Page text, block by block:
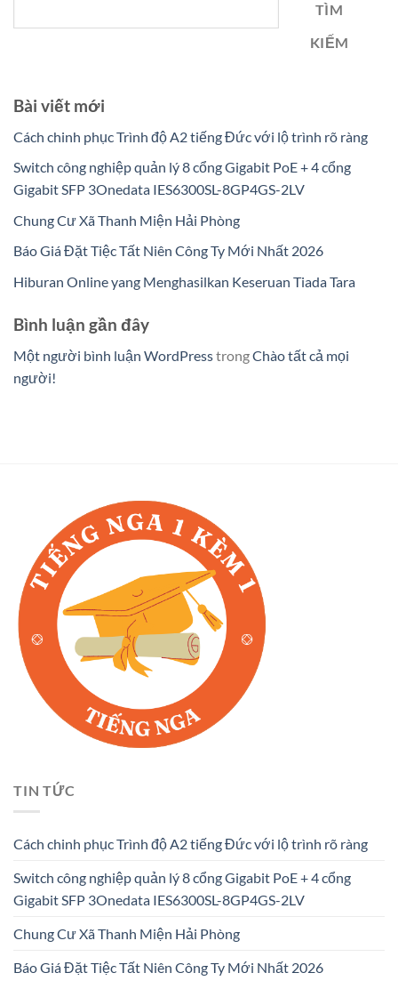
TÌM
KIẾM
Bài viết mới
Cách chinh phục Trình độ A2 tiếng Đức với lộ trình rõ ràng
Switch công nghiệp quản lý 8 cổng Gigabit PoE + 4 cổng
Gigabit SFP 3Onedata IES6300SL-8GP4GS-2LV
Chung Cư Xã Thanh Miện Hải Phòng
Báo Giá Đặt Tiệc Tất Niên Công Ty Mới Nhất 2026
Hiburan Online yang Menghasilkan Keseruan Tiada Tara
Bình luận gần đây
Một người bình luận WordPresstrongChào tất cả mọi
người!
TIN TỨC
Cách chinh phục Trình độ A2 tiếng Đức với lộ trình rõ ràng
Switch công nghiệp quản lý 8 cổng Gigabit PoE + 4 cổng
Gigabit SFP 3Onedata IES6300SL-8GP4GS-2LV
Chung Cư Xã Thanh Miện Hải Phòng
Báo Giá Đặt Tiệc Tất Niên Công Ty Mới Nhất 2026